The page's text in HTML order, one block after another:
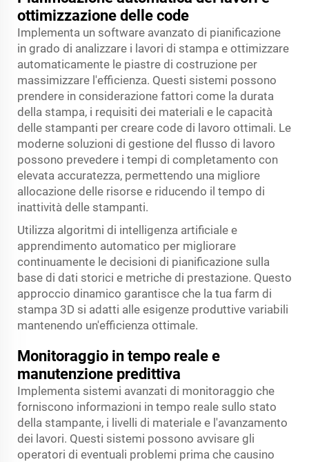
ottimizzazione delle code
Implementa un software avanzato di pianificazione
in grado di analizzare i lavori di stampa e ottimizzare
automaticamente le piastre di costruzione per
massimizzare l'efficienza. Questi sistemi possono
prendere in considerazione fattori come la durata
della stampa, i requisiti dei materiali e le capacità
delle stampanti per creare code di lavoro ottimali. Le
moderne soluzioni di gestione del flusso di lavoro
possono prevedere i tempi di completamento con
elevata accuratezza, permettendo una migliore
allocazione delle risorse e riducendo il tempo di
inattività delle stampanti.
Utilizza algoritmi di intelligenza artificiale e
apprendimento automatico per migliorare
continuamente le decisioni di pianificazione sulla
base di dati storici e metriche di prestazione. Questo
approccio dinamico garantisce che la tua farm di
stampa 3D si adatti alle esigenze produttive variabili
mantenendo un'efficienza ottimale.
Monitoraggio in tempo reale e
manutenzione predittiva
Implementa sistemi avanzati di monitoraggio che
forniscono informazioni in tempo reale sullo stato
della stampante, i livelli di materiale e l'avanzamento
dei lavori. Questi sistemi possono avvisare gli
operatori di eventuali problemi prima che causino